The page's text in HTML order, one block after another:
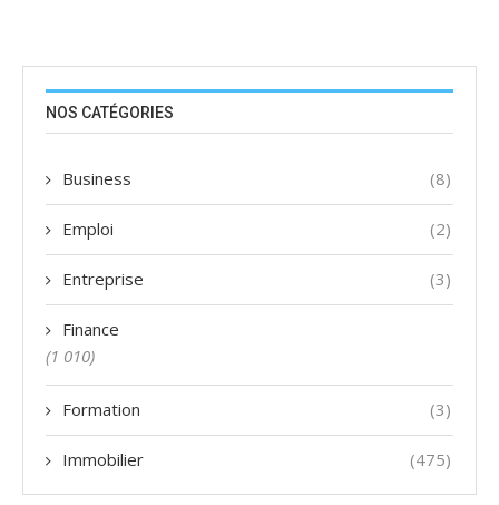
NOS CATÉGORIES
Business (8)
Emploi (2)
Entreprise (3)
Finance
(1 010)
Formation (3)
Immobilier (475)